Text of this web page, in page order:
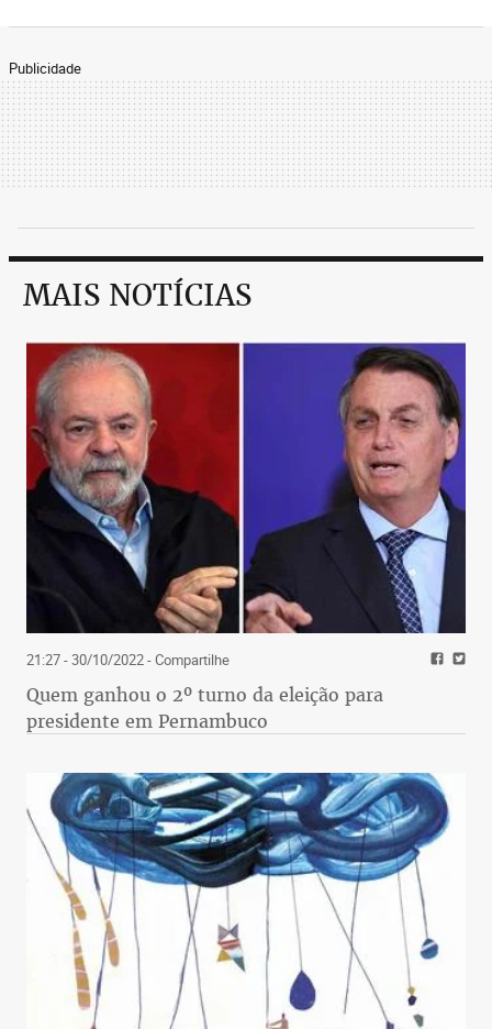
Publicidade
MAIS NOTÍCIAS
21:27 - 30/10/2022- Compartilhe
Quem ganhou o 2º turno da eleição para
presidente em Pernambuco